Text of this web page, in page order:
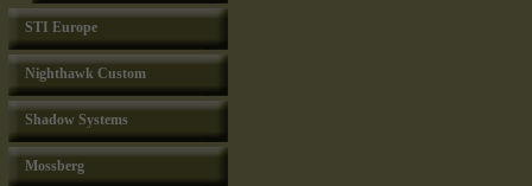
STI Europe
Nighthawk Custom
Shadow Systems
Mossberg